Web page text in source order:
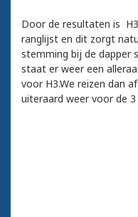
Door de resultaten is
ranglijst en dit zorgt
stemming bij de dapper
staat er weer een
voor H3.We reizen dan
uiteraard weer voor de